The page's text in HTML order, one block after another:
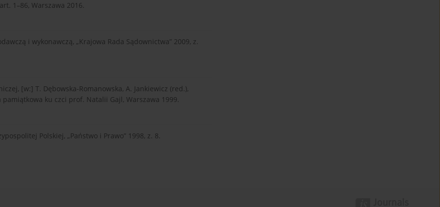
1–86, Warszawa 2016.
i wykonawczą, „Krajowa Rada Sądownictwa” 2009, z.
[w:] T. Dębowska-Romanowska, A. Jankiewicz (red.),
ku czci prof. Natalii Gajl, Warszawa 1999.
Polskiej, „Państwo i Prawo” 1998, z. 8.